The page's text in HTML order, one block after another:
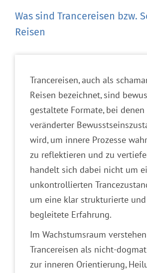
Was sind Trancereisen bzw.
Reisen
Trancereisen, auch als
Reisen bezeichnet, sind
gestaltete Formate, bei denen
veränderter
wird, um innere Prozesse
zu reflektieren und zu
handelt sich dabei nicht um
unkontrollierten
um eine klar strukturierte
begleitete Erfahrung.
Im Wachstumsraum
Trancereisen als nicht-
zur inneren Orientierung,